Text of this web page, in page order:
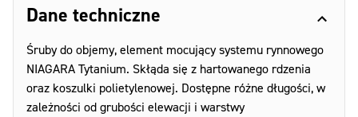
Dane techniczne
Śruby do objemy, element mocujący systemu rynnowego
NIAGARA Tytanium. Skłąda się z hartowanego rdzenia
oraz koszulki polietylenowej. Dostępne różne długości, w
zależności od grubości elewacji i warstwy